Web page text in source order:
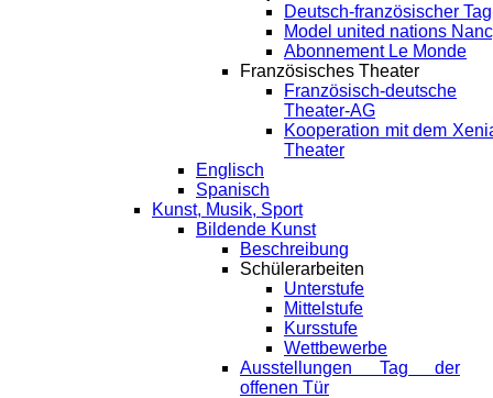
Deutsch-französischer Tag
Model united nations
Abonnement Le Monde
Französisches Theater
Französisch-deutsche
Theater-AG
Kooperation mit dem
Theater
Englisch
Spanisch
Kunst, Musik, Sport
Bildende Kunst
Beschreibung
Schülerarbeiten
Unterstufe
Mittelstufe
Kursstufe
Wettbewerbe
Ausstellungen Tag der
offenen Tür